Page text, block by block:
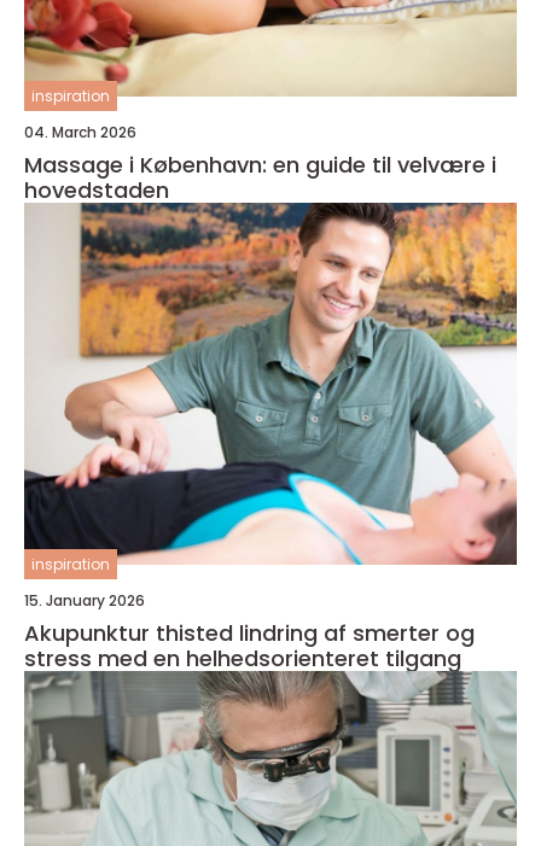
inspiration
04. March 2026
Massage i København: en guide til velvære i
hovedstaden
inspiration
15. January 2026
Akupunktur thisted lindring af smerter og
stress med en helhedsorienteret tilgang